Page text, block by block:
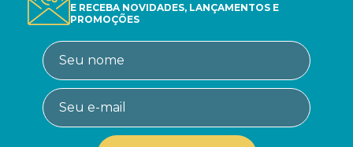
E RECEBA NOVIDADES, LANÇAMENTOS E
PROMOÇÕES